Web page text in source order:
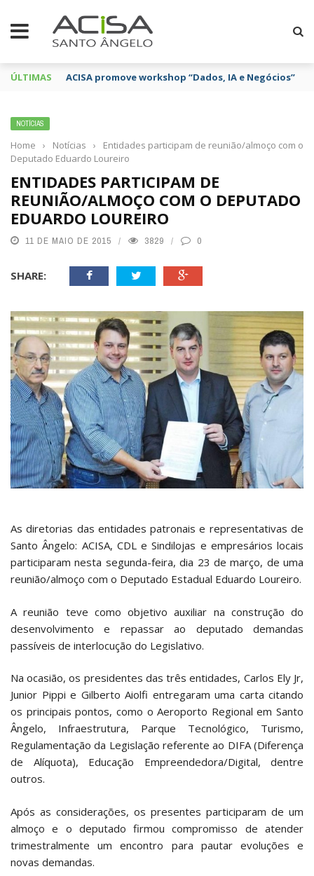
ÚLTIMAS ACISA promove workshop “Dados, IA e Negócios”
NOTÍCIAS
Home › Notícias ›
Entidades participam de reunião/almoço com o
Deputado Eduardo Loureiro
ENTIDADES PARTICIPAM DE
REUNIÃO/ALMOÇO COM O DEPUTADO
EDUARDO LOUREIRO
11 DE MAIO DE 2015 3829 0
SHARE:
As diretorias das entidades patronais e representativas de
Santo Ângelo: ACISA, CDL e Sindilojas e empresários locais
participaram nesta segunda-feira, dia 23 de março, de uma
reunião/almoço com o Deputado Estadual Eduardo Loureiro.
A reunião teve como objetivo auxiliar na construção do
desenvolvimento e repassar ao deputado demandas
passíveis de interlocução do Legislativo.
Na ocasião, os presidentes das três entidades, Carlos Ely Jr,
Junior Pippi e Gilberto Aiolfi entregaram uma carta citando
os principais pontos, como o Aeroporto Regional em Santo
Ângelo, Infraestrutura, Parque Tecnológico, Turismo,
Regulamentação da Legislação referente ao DIFA (Diferença
de Alíquota), Educação Empreendedora/Digital, dentre
outros.
Após as considerações, os presentes participaram de um
almoço e o deputado firmou compromisso de atender
trimestralmente um encontro para pautar evoluções e
novas demandas.